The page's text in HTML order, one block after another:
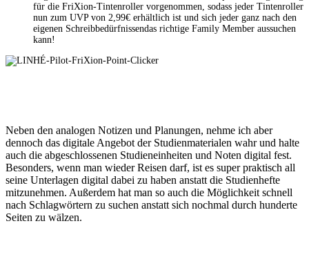
für die FriXion-Tintenroller vorgenommen, sodass jeder Tintenroller
nun zum UVP von 2,99€ erhältlich ist und sich jeder ganz nach den
eigenen Schreibbedürfnissendas richtige Family Member aussuchen
kann!
Neben den analogen Notizen und Planungen, nehme ich aber
dennoch das digitale Angebot der Studienmaterialen wahr und halte
auch die abgeschlossenen Studieneinheiten und Noten digital fest.
Besonders, wenn man wieder Reisen darf, ist es super praktisch all
seine Unterlagen digital dabei zu haben anstatt die Studienhefte
mitzunehmen. Außerdem hat man so auch die Möglichkeit schnell
nach Schlagwörtern zu suchen anstatt sich nochmal durch hunderte
Seiten zu wälzen.